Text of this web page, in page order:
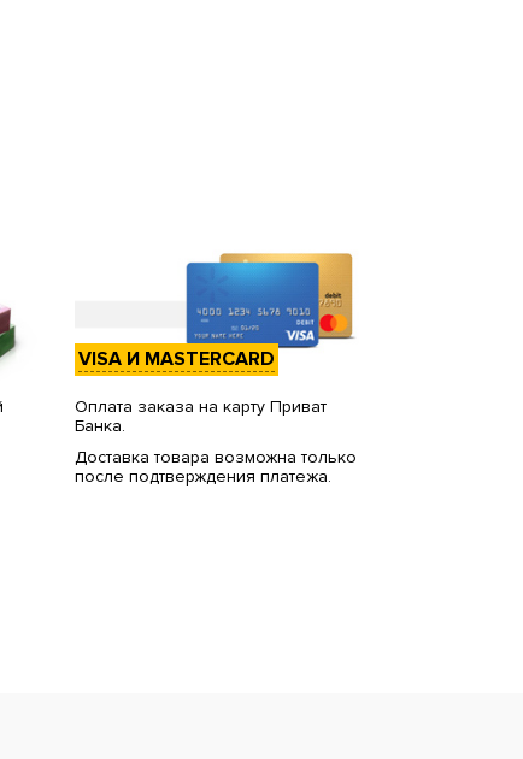
VISA И MASTERCARD
Оплата заказа на карту Приват
Банка.
Доставка товара возможна только
после подтверждения платежа.